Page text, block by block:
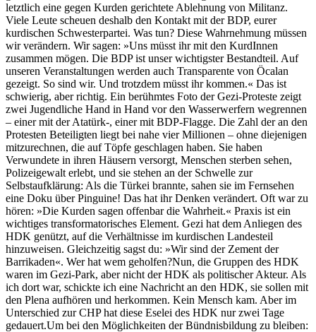
letztlich eine gegen Kurden gerichtete Ablehnung von Militanz.
Viele Leute scheuen deshalb den Kontakt mit der BDP, eurer
kurdischen Schwesterpartei. Was tun? Diese Wahrnehmung müssen
wir verändern. Wir sagen: »Uns müsst ihr mit den KurdInnen
zusammen mögen. Die BDP ist unser wichtigster Bestandteil. Auf
unseren Veranstaltungen werden auch Transparente von Öcalan
gezeigt. So sind wir. Und trotzdem müsst ihr kommen.« Das ist
schwierig, aber richtig. Ein berühmtes Foto der Gezi-Proteste zeigt
zwei Jugendliche Hand in Hand vor den Wasserwerfern wegrennen
– einer mit der Atatürk-, einer mit BDP-Flagge. Die Zahl der an den
Protesten Beteiligten liegt bei nahe vier Millionen – ohne diejenigen
mitzurechnen, die auf Töpfe geschlagen haben. Sie haben
Verwundete in ihren Häusern versorgt, Menschen sterben sehen,
Polizeigewalt erlebt, und sie stehen an der Schwelle zur
Selbstaufklärung: Als die Türkei brannte, sahen sie im Fernsehen
eine Doku über Pinguine! Das hat ihr Denken verändert. Oft war zu
hören: »Die Kurden sagen offenbar die Wahrheit.« Praxis ist ein
wichtiges transformatorisches Element. Gezi hat dem Anliegen des
HDK genützt, auf die Verhältnisse im kurdischen Landesteil
hinzuweisen. Gleichzeitig sagst du: »Wir sind der Zement der
Barrikaden«. Wer hat wem geholfen?Nun, die Gruppen des HDK
waren im Gezi-Park, aber nicht der HDK als politischer Akteur. Als
ich dort war, schickte ich eine Nachricht an den HDK, sie sollen mit
den Plena aufhören und herkommen. Kein Mensch kam. Aber im
Unterschied zur CHP hat diese Eselei des HDK nur zwei Tage
gedauert.Um bei den Möglichkeiten der Bündnisbildung zu bleiben: